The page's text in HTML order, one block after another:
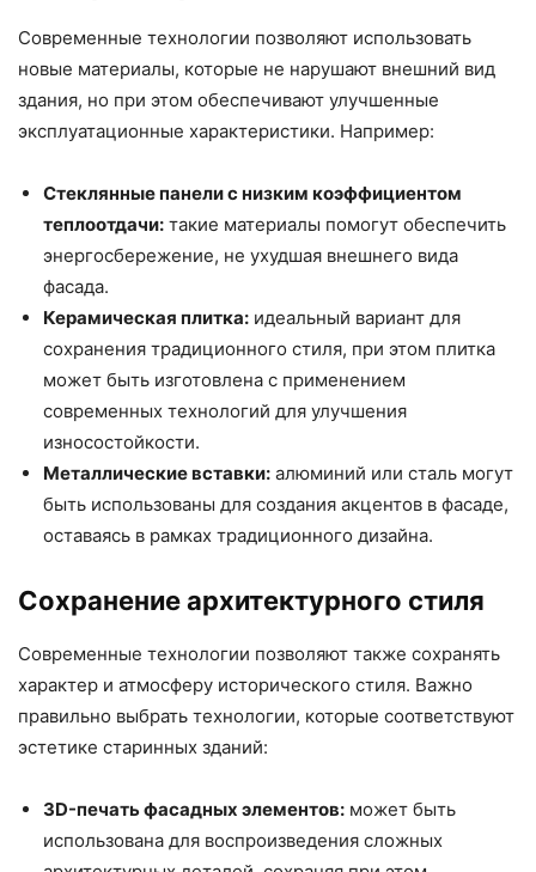
Современные технологии позволяют использовать
новые материалы, которые не нарушают внешний вид
здания, но при этом обеспечивают улучшенные
эксплуатационные характеристики. Например:
Стеклянные панели с низким коэффициентом
теплоотдачи: такие материалы помогут обеспечить
энергосбережение, не ухудшая внешнего вида
фасада.
Керамическая плитка: идеальный вариант для
сохранения традиционного стиля, при этом плитка
может быть изготовлена с применением
современных технологий для улучшения
износостойкости.
Металлические вставки: алюминий или сталь могут
быть использованы для создания акцентов в фасаде,
оставаясь в рамках традиционного дизайна.
Сохранение архитектурного стиля
Современные технологии позволяют также сохранять
характер и атмосферу исторического стиля. Важно
правильно выбрать технологии, которые соответствуют
эстетике старинных зданий:
3D-печать фасадных элементов: может быть
использована для воспроизведения сложных